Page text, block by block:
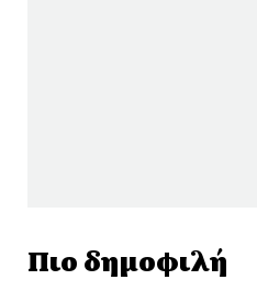
Πιο δημοφιλή